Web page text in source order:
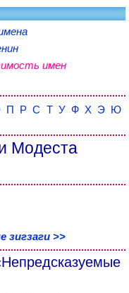
имен
П Р С Т У Ф Х Э Ю
Модеста
зигзаги >>